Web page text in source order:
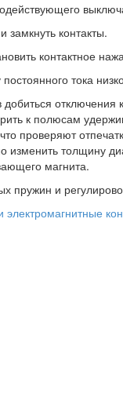
замкнуть контакты.
контактное
тока
отключения
к полюсам
проверяют
изменить толщину
магнита.
пружин и